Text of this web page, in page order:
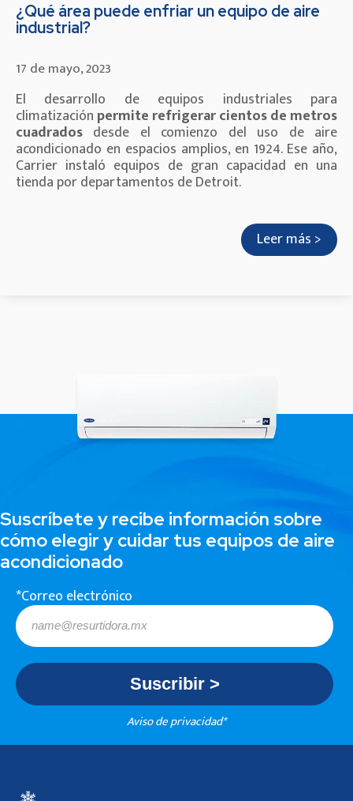
¿Qué área puede enfriar un equipo de aire
industrial?
17 de mayo, 2023
El desarrollo de equipos industriales para
climatización permite refrigerar cientos de metros
cuadrados desde el comienzo del uso de aire
acondicionado en espacios amplios, en 1924. Ese año,
Carrier instaló equipos de gran capacidad en una
tienda por departamentos de Detroit.
Leer más >
Suscríbete y recibe información sobre
cómo elegir y cuidar tus equipos de aire
acondicionado
*Correo electrónico
Aviso de privacidad*